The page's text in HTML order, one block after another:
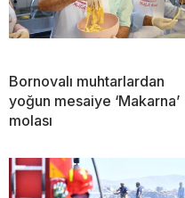
Bornovalı muhtarlardan
yoğun mesaiye ‘Makarna’
molası